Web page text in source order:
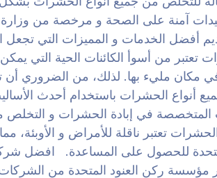
آمنة على الصحة و مرخصة من
أفضل الخدمات و المميزات التي تجعل
تعتبر من أسوأ الكائنات الحية التي
مكان مليء بها. لذلك، من الضروري أن
أنواع الحشرات باستخدام أحدث
في إبادة الحشرات و التخلص
تعتبر ناقلة للأمراض و الأوبئة،
للحصول على المساعدة. افضل
0508251950 لكن تعتبر مؤسسة ركن العنود المتحدة من